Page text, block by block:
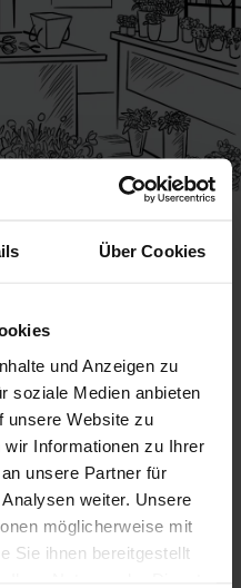
Über Cookies
und Anzeigen zu
soziale Medien anbieten
unsere Website zu
Informationen zu Ihrer
unsere Partner für
weiter. Unsere
möglicherweise mit
Sie ihnen bereitgestellt
GmbH